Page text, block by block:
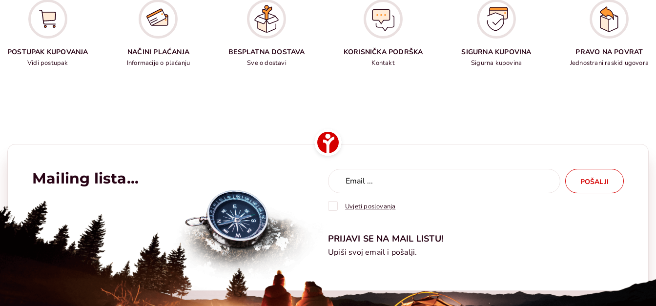
POSTUPAK KUPOVANJA
Vidi postupak
NAČINI PLAĆANJA
Informacije o plaćanju
BESPLATNA DOSTAVA
Sve o dostavi
KORISNIČKA PODRŠKA
Kontakt
SIGURNA KUPOVINA
Sigurna kupovina
PRAVO NA POVRAT
Jednostrani raskid ugovora
Mailing lista... POŠALJI
Uvjeti poslovanja
PRIJAVI SE NA MAIL LISTU!
Upiši svoj email i pošalji.